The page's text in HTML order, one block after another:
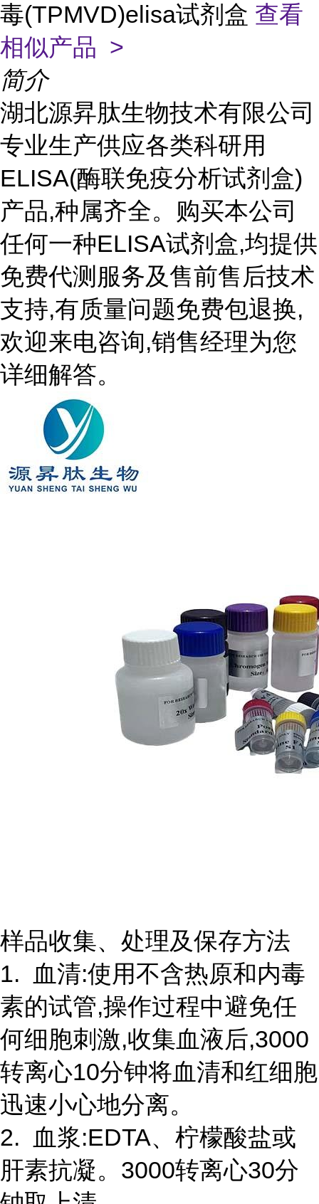
毒(TPMVD)elisa试剂盒 查看
相似产品 >
简介
湖北源昇肽生物技术有限公司
专业生产供应各类科研用
ELISA(酶联免疫分析试剂盒)
产品,种属齐全。购买本公司
任何一种ELISA试剂盒,均提供
免费代测服务及售前售后技术
支持,有质量问题免费包退换,
欢迎来电咨询,销售经理为您
详细解答。
样品收集、处理及保存方法
1. 血清:使用不含热原和内毒
素的试管,操作过程中避免任
何细胞刺激,收集血液后,3000
转离心10分钟将血清和红细胞
迅速小心地分离。
2. 血浆:EDTA、柠檬酸盐或
肝素抗凝。3000转离心30分